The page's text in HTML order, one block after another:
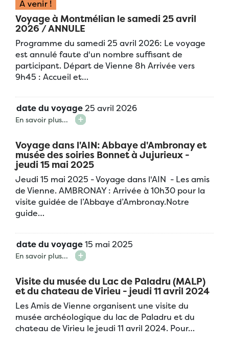
Voyage à Montmélian le samedi 25 avril
2026 / ANNULE
Programme du samedi 25 avril 2026: Le voyage
est annulé faute d'un nombre suffisant de
participant. Départ de Vienne 8h Arrivée vers
9h45 : Accueil et…
date du voyage 25 avril 2026
En savoir plus...
Voyage dans l'AIN: Abbaye d'Ambronay et
musée des soiries Bonnet à Jujurieux -
jeudi 15 mai 2025
Jeudi 15 mai 2025 - Voyage dans l'AIN - Les amis
de Vienne. AMBRONAY : Arrivée à 10h30 pour la
visite guidée de l’Abbaye d’Ambronay.Notre
guide…
date du voyage15 mai 2025
En savoir plus...
Visite du musée du Lac de Paladru (MALP)
et du chateau de Virieu - jeudi 11 avril 2024
Les Amis de Vienne organisent une visite du
musée archéologique du lac de Paladru et du
chateau de Virieu le jeudi 11 avril 2024. Pour…